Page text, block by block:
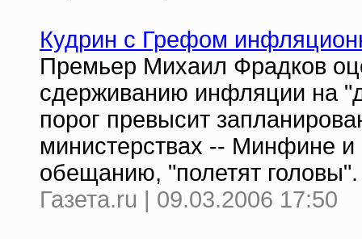
Кудрин с Грефом
Премьер Михаил Фрадков
сдерживанию инфляции на
порог превысит
министерствах -- Минфине и
обещанию, "полетят головы".
Газета.ru | 09.03.2006 17:50